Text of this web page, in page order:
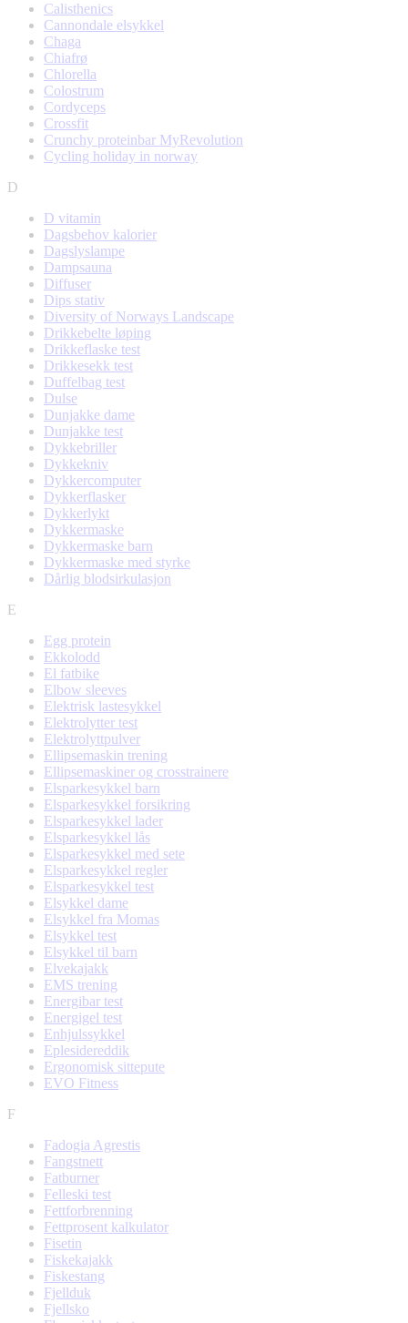
Calisthenics
Cannondale elsykkel
Chaga
Chiafrø
Chlorella
Colostrum
Cordyceps
Crossfit
Crunchy proteinbar MyRevolution
Cycling holiday in norway
D
D vitamin
Dagsbehov kalorier
Dagslyslampe
Dampsauna
Diffuser
Dips stativ
Diversity of Norways Landscape
Drikkebelte løping
Drikkeflaske test
Drikkesekk test
Duffelbag test
Dulse
Dunjakke dame
Dunjakke test
Dykkebriller
Dykkekniv
Dykkercomputer
Dykkerflasker
Dykkerlykt
Dykkermaske
Dykkermaske barn
Dykkermaske med styrke
Dårlig blodsirkulasjon
E
Egg protein
Ekkolodd
El fatbike
Elbow sleeves
Elektrisk lastesykkel
Elektrolytter test
Elektrolyttpulver
Ellipsemaskin trening
Ellipsemaskiner og crosstrainere
Elsparkesykkel barn
Elsparkesykkel forsikring
Elsparkesykkel lader
Elsparkesykkel lås
Elsparkesykkel med sete
Elsparkesykkel regler
Elsparkesykkel test
Elsykkel dame
Elsykkel fra Momas
Elsykkel test
Elsykkel til barn
Elvekajakk
EMS trening
Energibar test
Energigel test
Enhjulssykkel
Eplesidereddik
Ergonomisk sittepute
EVO Fitness
F
Fadogia Agrestis
Fangstnett
Fatburner
Felleski test
Fettforbrenning
Fettprosent kalkulator
Fisetin
Fiskekajakk
Fiskestang
Fjellduk
Fjellsko